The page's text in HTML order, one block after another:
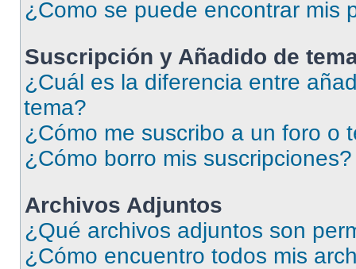
¿Como se puede encontrar mis
Suscripción y Añadido de
¿Cuál es la diferencia entre
tema?
¿Cómo me suscribo a un foro o
¿Cómo borro mis suscripciones?
Archivos Adjuntos
¿Qué archivos adjuntos son
¿Cómo encuentro todos mis